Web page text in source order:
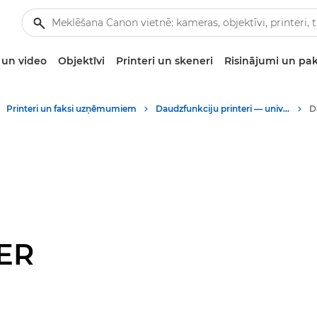
video Objektīvi Printeri un skeneri Risinājumi un
Printeri un faksi uzņēmumiem Daudzfunkciju printeri — universāli printeri